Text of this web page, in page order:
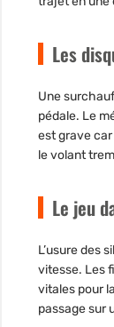
Les
Une
pédale. Le
est grave car
le volant
Le jeu
L’usure des
vitesse. Les
vitales pour
passage sur